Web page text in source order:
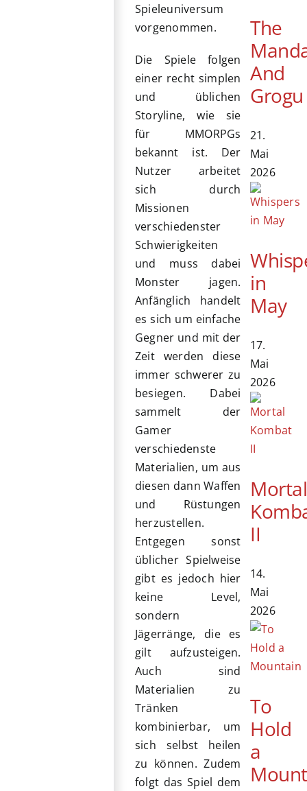
Spieleuniversum
vorgenommen.
Die Spiele folgen
einer recht simplen
und üblichen
Storyline, wie sie
für MMORPGs
bekannt ist. Der
Nutzer arbeitet
sich durch
Missionen
verschiedenster
Schwierigkeiten
und muss dabei
Monster jagen.
Anfänglich handelt
es sich um einfache
Gegner und mit der
Zeit werden diese
immer schwerer zu
besiegen. Dabei
sammelt der
Gamer
verschiedenste
Materialien, um aus
diesen dann Waffen
und Rüstungen
herzustellen.
Entgegen sonst
üblicher Spielweise
gibt es jedoch hier
keine Level,
sondern
Jägerränge, die es
gilt aufzusteigen.
Auch sind
Materialien zu
Tränken
kombinierbar, um
sich selbst heilen
zu können. Zudem
folgt das Spiel dem
The
And
Grogu
21.
Mai
2026
in
May
17.
Mai
2026
Mortal
II
14.
Mai
2026
To
Hold
a